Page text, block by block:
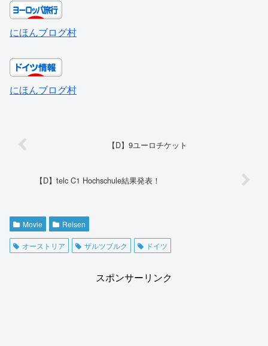
にほんブログ村
にほんブログ村
【D】9ユーロチケット
【D】telc C1 Hochschule結果発表！
Movie Reisen
オーストリア ザルツブルク ドイツ
スポンサーリンク